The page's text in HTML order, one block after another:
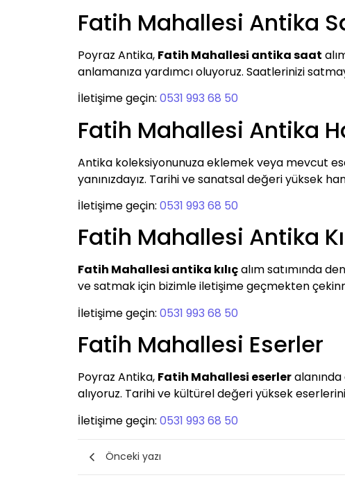
Fatih Mahallesi Antika
Poyraz Antika, Fatih Mahallesi antika saat
anlamanıza yardımcı oluyoruz. Saatlerinizi
İletişime geçin: 0531 993 68 50
Fatih Mahallesi Antika
Antika koleksiyonunuza eklemek veya mevcut
yanınızdayız. Tarihi ve sanatsal değeri yüksek
İletişime geçin: 0531 993 68 50
Fatih Mahallesi Antika
Fatih Mahallesi antika kılıçalım satımında
ve satmak için bizimle iletişime geçmekten
İletişime geçin: 0531 993 68 50
Fatih Mahallesi Eserler
Poyraz Antika, Fatih Mahallesi eserler
alıyoruz. Tarihi ve kültürel değeri yüksek
İletişime geçin: 0531 993 68 50
Önceki yazı